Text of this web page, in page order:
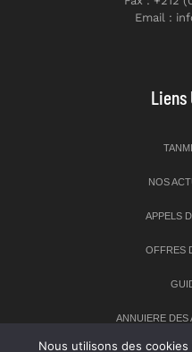
Email :
Liens
NOS
APPELS
OFFRES
ANNUIERE DES
Nous utilisons des